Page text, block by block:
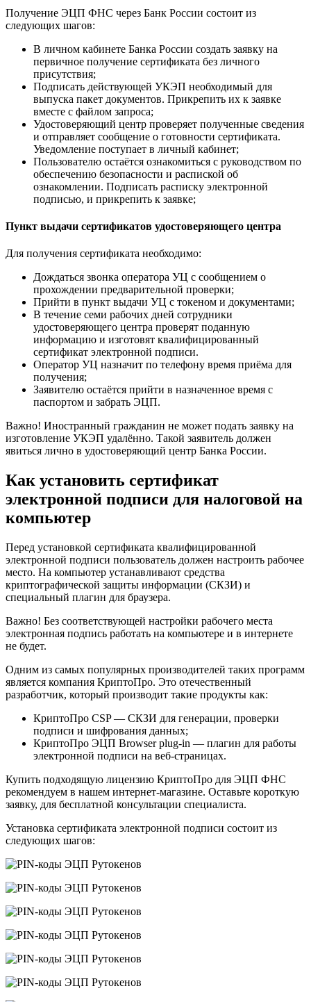
Получение ЭЦП ФНС через Банк России состоит из
следующих шагов:
В личном кабинете Банка России создать заявку на
первичное получение сертификата без личного
присутствия;
Подписать действующей УКЭП необходимый для
выпуска пакет документов. Прикрепить их к заявке
вместе с файлом запроса;
Удостоверяющий центр проверяет полученные сведения
и отправляет сообщение о готовности сертификата.
Уведомление поступает в личный кабинет;
Пользователю остаётся ознакомиться с руководством по
обеспечению безопасности и распиской об
ознакомлении. Подписать расписку электронной
подписью, и прикрепить к заявке;
Пункт выдачи сертификатов удостоверяющего центра
Для получения сертификата необходимо:
Дождаться звонка оператора УЦ с сообщением о
прохождении предварительной проверки;
Прийти в пункт выдачи УЦ с токеном и документами;
В течение семи рабочих дней сотрудники
удостоверяющего центра проверят поданную
информацию и изготовят квалифицированный
сертификат электронной подписи.
Оператор УЦ назначит по телефону время приёма для
получения;
Заявителю остаётся прийти в назначенное время с
паспортом и забрать ЭЦП.
Важно! Иностранный гражданин не может подать заявку на
изготовление УКЭП удалённо. Такой заявитель должен
явиться лично в удостоверяющий центр Банка России.
Как установить сертификат
электронной подписи для налоговой на
компьютер
Перед установкой сертификата квалифицированной
электронной подписи пользователь должен настроить рабочее
место. На компьютер устанавливают средства
криптографической защиты информации (СКЗИ) и
специальный плагин для браузера.
Важно! Без соответствующей настройки рабочего места
электронная подпись работать на компьютере и в интернете
не будет.
Одним из самых популярных производителей таких программ
является компания КриптоПро. Это отечественный
разработчик, который производит такие продукты как:
КриптоПро CSP — СКЗИ для генерации, проверки
подписи и шифрования данных;
КриптоПро ЭЦП Browser plug-in — плагин для работы
электронной подписи на веб-страницах.
Купить подходящую лицензию КриптоПро для ЭЦП ФНС
рекомендуем в нашем интернет-магазине. Оставьте короткую
заявку, для бесплатной консультации специалиста.
Установка сертификата электронной подписи состоит из
следующих шагов: